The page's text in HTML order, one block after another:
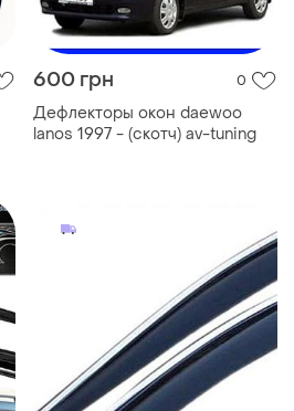
600 грн 0
Дефлекторы окон daewoo
lanos 1997 - (скотч) av-tuning